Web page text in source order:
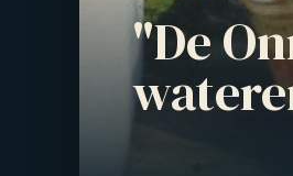
"De